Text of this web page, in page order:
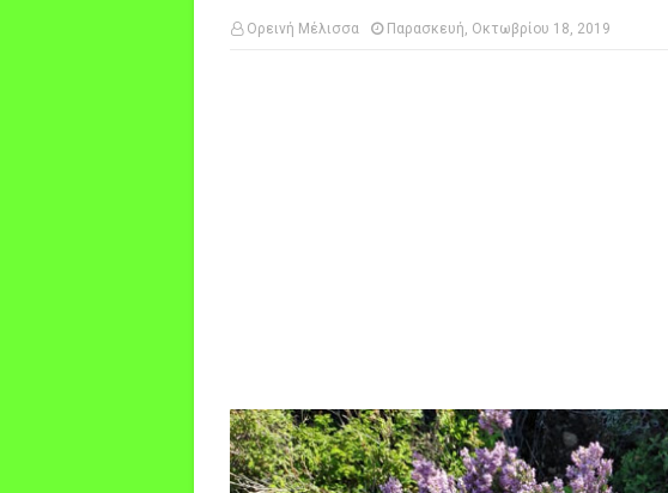
Ορεινή Μέλισσα Παρασκευή, Οκτωβρίου 18, 2019